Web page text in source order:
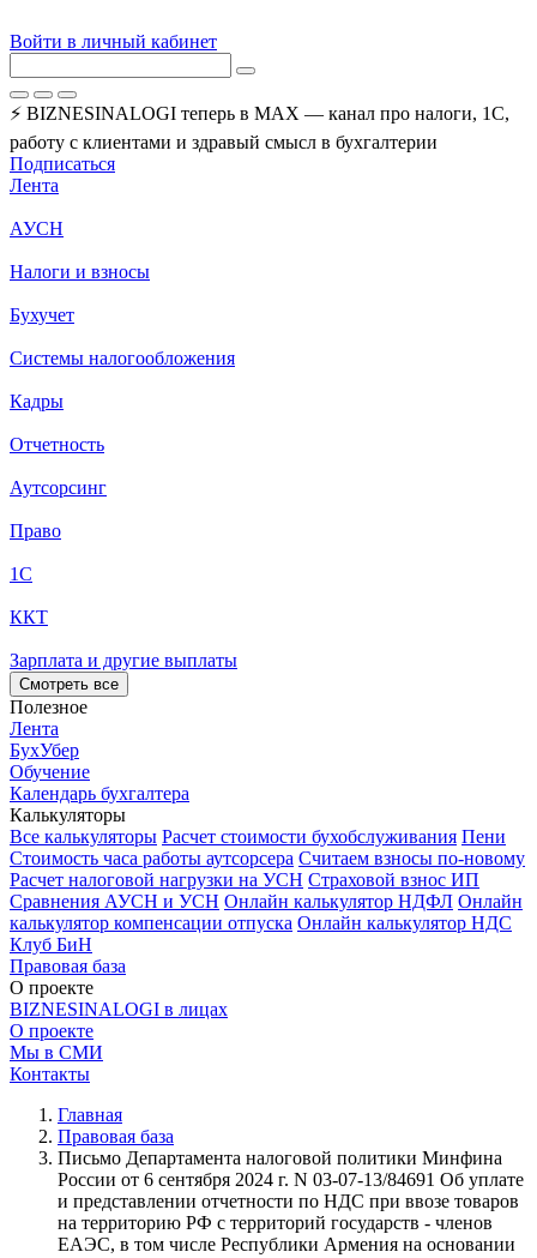
Войти в личный кабинет
⚡ BIZNESINALOGI теперь в MAX — канал про налоги, 1С,
работу с клиентами и здравый смысл в бухгалтерии
Подписаться
Лента
АУСН
Налоги и взносы
Бухучет
Системы налогообложения
Кадры
Отчетность
Аутсорсинг
Право
1С
ККТ
Зарплата и другие выплаты
Смотреть все
Полезное
Лента
БухУбер
Обучение
Календарь бухгалтера
Калькуляторы
Все калькуляторы Расчет стоимости бухобслуживания Пени
Стоимость часа работы аутсорсера Считаем взносы по-новому
Расчет налоговой нагрузки на УСН Страховой взнос ИП
Сравнения АУСН и УСН Онлайн калькулятор НДФЛ Онлайн
калькулятор компенсации отпуска Онлайн калькулятор НДС
Клуб БиН
Правовая база
О проекте
BIZNESINALOGI в лицах
О проекте
Мы в СМИ
Контакты
Главная
Правовая база
Письмо Департамента налоговой политики Минфина
России от 6 сентября 2024 г. N 03-07-13/84691 Об уплате
и представлении отчетности по НДС при ввозе товаров
на территорию РФ с территорий государств - членов
ЕАЭС, в том числе Республики Армения на основании